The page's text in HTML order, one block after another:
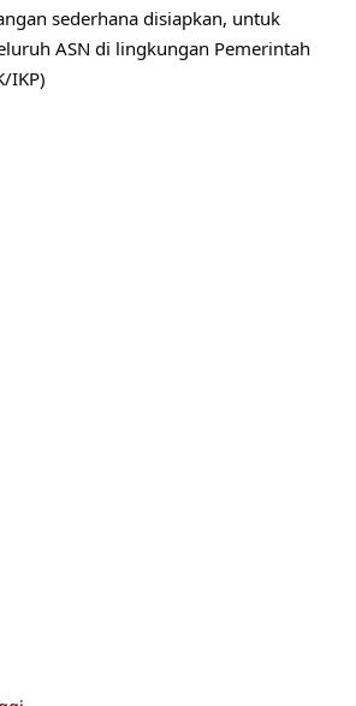
sederhana disiapkan, untuk
ASN di lingkungan Pemerintah
IKP)